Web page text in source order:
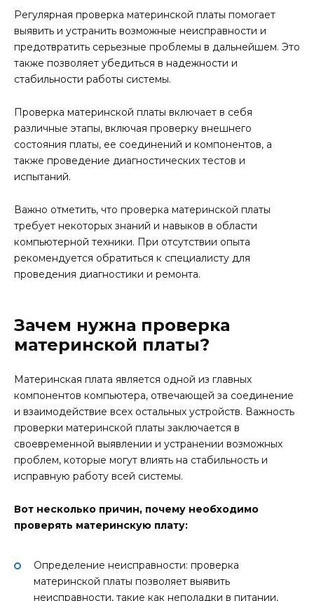
Регулярная проверка материнской платы помогает
выявить и устранить возможные неисправности и
предотвратить серьезные проблемы в дальнейшем. Это
также позволяет убедиться в надежности и
стабильности работы системы.
Проверка материнской платы включает в себя
различные этапы, включая проверку внешнего
состояния платы, ее соединений и компонентов, а
также проведение диагностических тестов и
испытаний.
Важно отметить, что проверка материнской платы
требует некоторых знаний и навыков в области
компьютерной техники. При отсутствии опыта
рекомендуется обратиться к специалисту для
проведения диагностики и ремонта.
Зачем нужна проверка
материнской платы?
Материнская плата является одной из главных
компонентов компьютера, отвечающей за соединение
и взаимодействие всех остальных устройств. Важность
проверки материнской платы заключается в
своевременной выявлении и устранении возможных
проблем, которые могут влиять на стабильность и
исправную работу всей системы.
Вот несколько причин, почему необходимо
проверять материнскую плату:
Определение неисправности: проверка
материнской платы позволяет выявить
неисправности, такие как неполадки в питании,